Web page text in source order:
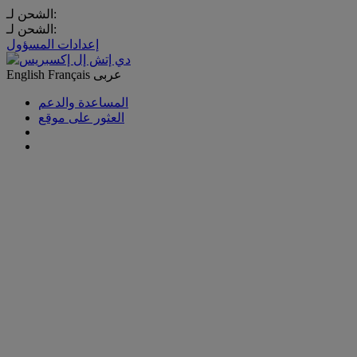
الشحن لـ:
الشحن لـ:
إعدادات المسؤول
English Français عربى
المساعدة والدعم
العثور على موقع